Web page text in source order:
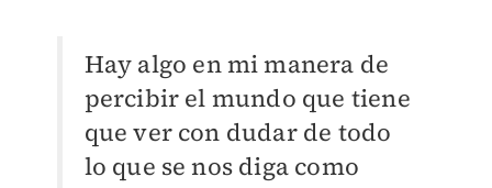
Hay algo en mi manera de
percibir el mundo que tiene
que ver con dudar de todo
lo que se nos diga como